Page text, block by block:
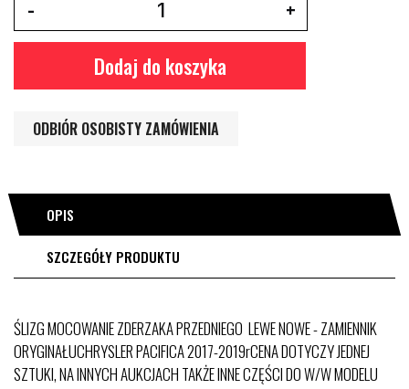
Dodaj do koszyka
ODBIÓR OSOBISTY ZAMÓWIENIA
OPIS
SZCZEGÓŁY PRODUKTU
ŚLIZG MOCOWANIE ZDERZAKA PRZEDNIEGO LEWE NOWE - ZAMIENNIK
ORYGINAŁUCHRYSLER PACIFICA 2017-2019rCENA DOTYCZY JEDNEJ
SZTUKI, NA INNYCH AUKCJACH TAKŻE INNE CZĘŚCI DO W/W MODELU